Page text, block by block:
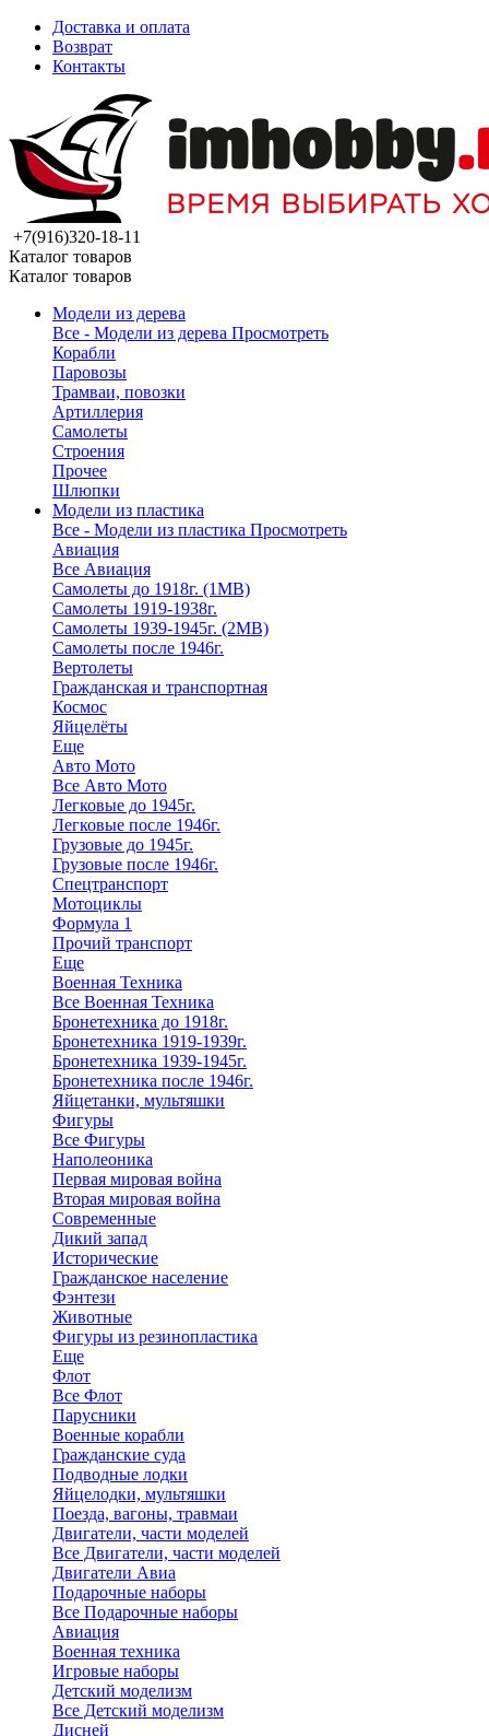
Доставка и оплата
Возврат
Контакты
+7(916)320-18-11
Каталог товаров
Каталог товаров
Модели из дерева
Все - Модели из дерева Просмотреть
Корабли
Паровозы
Трамваи, повозки
Артиллерия
Самолеты
Строения
Прочее
Шлюпки
Модели из пластика
Все - Модели из пластика Просмотреть
Авиация
Все Авиация
Самолеты до 1918г. (1МВ)
Самолеты 1919-1938г.
Самолеты 1939-1945г. (2МВ)
Самолеты после 1946г.
Вертолеты
Гражданская и транспортная
Космос
Яйцелёты
Еще
Авто Мото
Все Авто Мото
Легковые до 1945г.
Легковые после 1946г.
Грузовые до 1945г.
Грузовые после 1946г.
Спецтранспорт
Мотоциклы
Формула 1
Прочий транспорт
Еще
Военная Техника
Все Военная Техника
Бронетехника до 1918г.
Бронетехника 1919-1939г.
Бронетехника 1939-1945г.
Бронетехника после 1946г.
Яйцетанки, мультяшки
Фигуры
Все Фигуры
Наполеоника
Первая мировая война
Вторая мировая война
Современные
Дикий запад
Исторические
Гражданское население
Фэнтези
Животные
Фигуры из резинопластика
Еще
Флот
Все Флот
Парусники
Военные корабли
Гражданские суда
Подводные лодки
Яйцелодки, мультяшки
Поезда, вагоны, травмаи
Двигатели, части моделей
Все Двигатели, части моделей
Двигатели Авиа
Подарочные наборы
Все Подарочные наборы
Авиация
Военная техника
Игровые наборы
Детский моделизм
Все Детский моделизм
Дисней